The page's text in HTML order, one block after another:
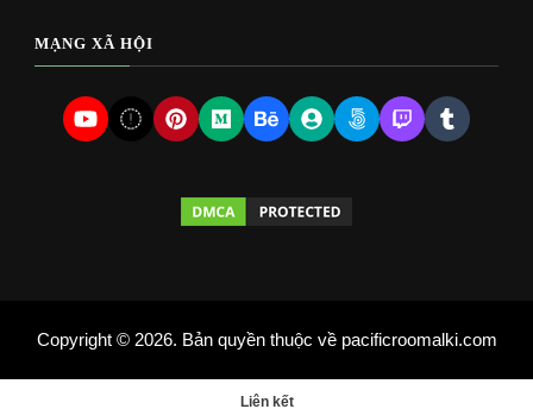
MẠNG XÃ HỘI
Copyright © 2026. Bản quyền thuộc về pacificroomalki.com
Liên kết